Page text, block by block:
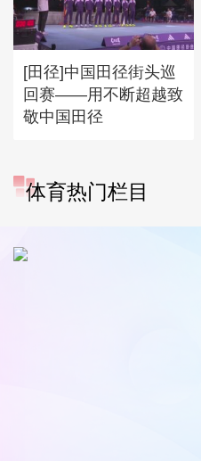
[田径]中国田径街头巡
回赛——用不断超越致
敬中国田径
体育热门栏目